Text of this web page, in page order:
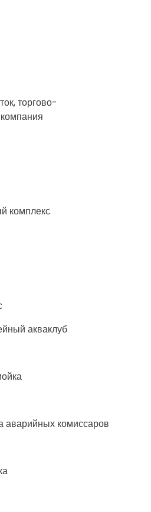
торгово-
комплекс
акваклуб
аварийных комиссаров